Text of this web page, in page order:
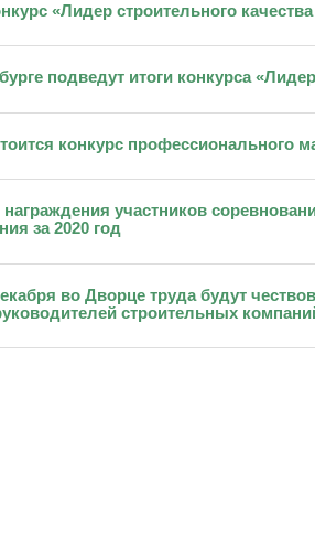
«Лидер строительного качества
подведут итоги конкурса
конкурс профессионального
участников
за 2020 год
во Дворце труда будут
строительных